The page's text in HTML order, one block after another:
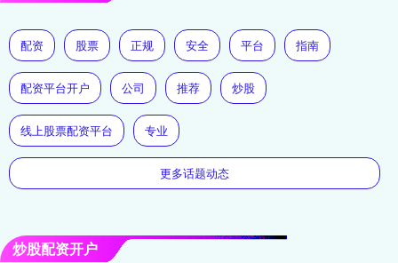
配资 股票 正规 安全 平台 指南
配资平台开户 公司 推荐 炒股
线上股票配资平台 专业
更多话题动态
炒股配资开户